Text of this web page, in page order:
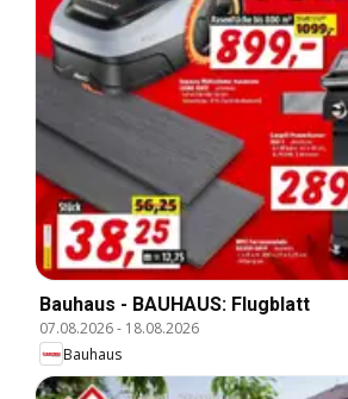
Bauhaus - BAUHAUS: Flugblatt
07.08.2026- 18.08.2026
Bauhaus